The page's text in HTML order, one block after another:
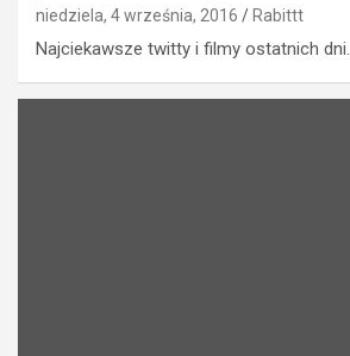
niedziela, 4 września, 2016 Rabittt
Najciekawsze twitty i filmy ostatnich dni.